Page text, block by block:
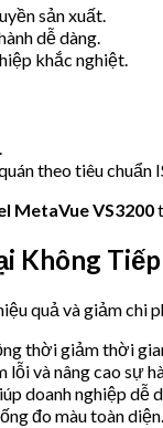
sản xuất.
dễ dàng.
khắc nghiệt.
theo tiêu chuẩn
MetaVue VS3200
Không
quả và giảm chi
thời giảm thời
và nâng cao sự
doanh nghiệp dễ
đo màu toàn diện.